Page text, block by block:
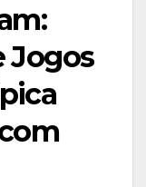
Jogos